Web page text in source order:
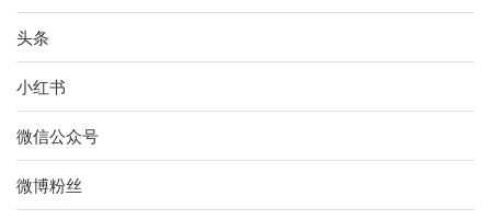
头条
小红书
微信公众号
微博粉丝